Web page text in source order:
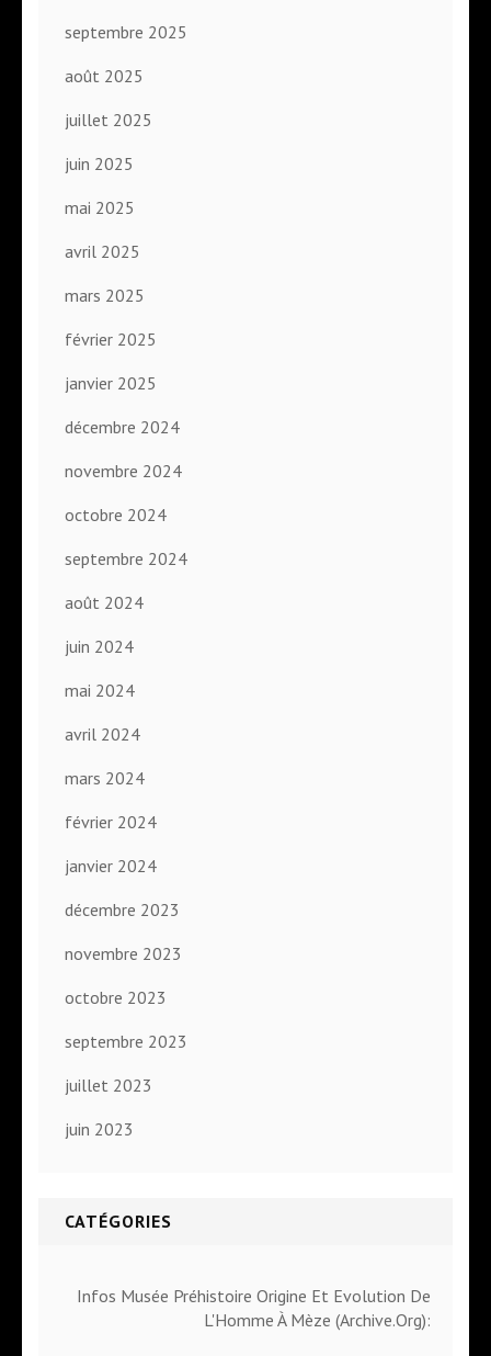
septembre 2025
août 2025
juillet 2025
juin 2025
mai 2025
avril 2025
mars 2025
février 2025
janvier 2025
décembre 2024
novembre 2024
octobre 2024
septembre 2024
août 2024
juin 2024
mai 2024
avril 2024
mars 2024
février 2024
janvier 2024
décembre 2023
novembre 2023
octobre 2023
septembre 2023
juillet 2023
juin 2023
CATÉGORIES
Infos Musée Préhistoire Origine Et Evolution De
L'Homme À Mèze (Archive.Org):